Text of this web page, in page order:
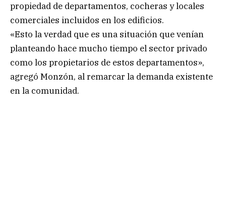
propiedad de departamentos, cocheras y locales
comerciales incluidos en los edificios.
«Esto la verdad que es una situación que venían
planteando hace mucho tiempo el sector privado
como los propietarios de estos departamentos»,
agregó Monzón, al remarcar la demanda existente
en la comunidad.